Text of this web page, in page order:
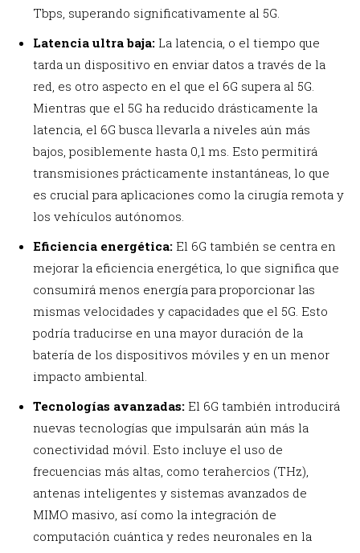
Tbps, superando significativamente al 5G.
Latencia ultra baja: La latencia, o el tiempo que
tarda un dispositivo en enviar datos a través de la
red, es otro aspecto en el que el 6G supera al 5G.
Mientras que el 5G ha reducido drásticamente la
latencia, el 6G busca llevarla a niveles aún más
bajos, posiblemente hasta 0,1 ms. Esto permitirá
transmisiones prácticamente instantáneas, lo que
es crucial para aplicaciones como la cirugía remota y
los vehículos autónomos.
Eficiencia energética: El 6G también se centra en
mejorar la eficiencia energética, lo que significa que
consumirá menos energía para proporcionar las
mismas velocidades y capacidades que el 5G. Esto
podría traducirse en una mayor duración de la
batería de los dispositivos móviles y en un menor
impacto ambiental.
Tecnologías avanzadas: El 6G también introducirá
nuevas tecnologías que impulsarán aún más la
conectividad móvil. Esto incluye el uso de
frecuencias más altas, como terahercios (THz),
antenas inteligentes y sistemas avanzados de
MIMO masivo, así como la integración de
computación cuántica y redes neuronales en la